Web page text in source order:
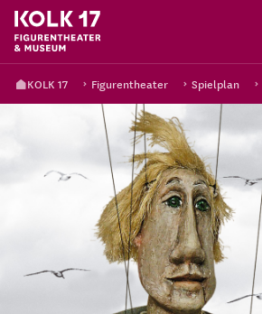
KOLK 17 Figurentheater Spielplan